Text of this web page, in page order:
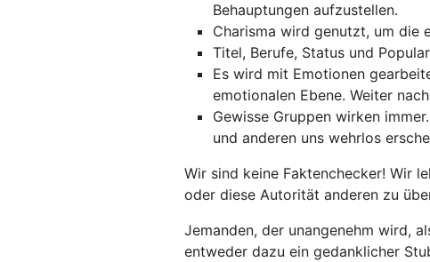
Behauptungen aufzustellen.
Charisma wird genutzt, um die
Titel, Berufe, Status und
Es wird mit Emotionen
emotionalen Ebene. Weiter
Gewisse Gruppen wirken
und anderen uns wehrlos
Wir sind keine Faktenchecker! Wir
oder diese Autorität anderen zu
Jemanden, der unangenehm wird,
entweder dazu ein gedanklicher